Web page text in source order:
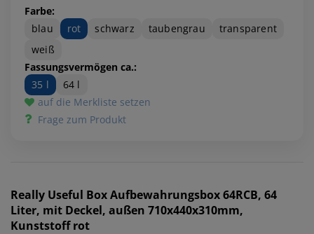
Farbe:
blau
rot schwarz taubengrau
transparent
weiß
Fassungsvermögen ca.:
35 l
64 l
auf die Merkliste setzen
Frage zum Produkt
Really Useful BoxAufbewahrungsbox 64RCB, 64
Liter, mit Deckel, außen 710x440x310mm,
Kunststoff rot